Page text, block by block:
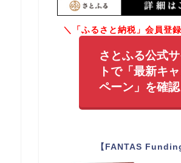
＼「ふるさと納税」会員登
さとふる公式
トで「最新キ
ペーン」を確認
【FANTAS